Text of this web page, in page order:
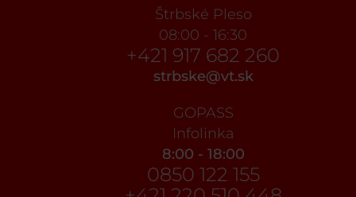
Štrbské Pleso
08:00 - 16:30
+421 917 682 260
strbske@vt.sk
GOPASS
Infolinka
8:00 - 18:00
0850 122 155